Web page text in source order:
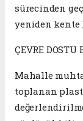
sürecinden
yeniden kente
ÇEVRE DOSTU
Mahalle
toplanan